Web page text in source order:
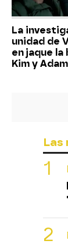
La
unidad de
en jaque la
Kim y Adam
Las